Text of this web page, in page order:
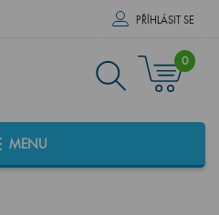
PŘÍHLÁSIT SE
0
MENU